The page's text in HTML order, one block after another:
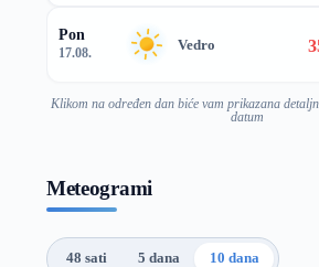
Pon
17.08. Vedro
Klikom na određen dan biće vam prikazana
datum
Meteogrami
48 sati 5 dana 10 dana